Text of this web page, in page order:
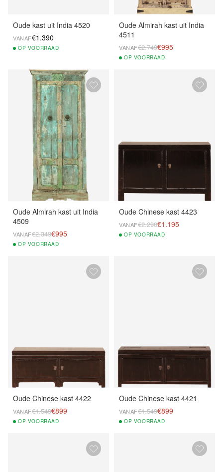
Oude kast uit India 4520
VANAF€1.390
OP VOORRAAD
Oude Almirah kast uit India
4511
VANAF€2.749€995
OP VOORRAAD
Oude Almirah kast uit India
4509
VANAF€2.349€995
OP VOORRAAD
Oude Chinese kast 4423
VANAF€2.290€1.195
OP VOORRAAD
Oude Chinese kast 4422
VANAF€1.549€899
OP VOORRAAD
Oude Chinese kast 4421
VANAF€1.549€899
OP VOORRAAD